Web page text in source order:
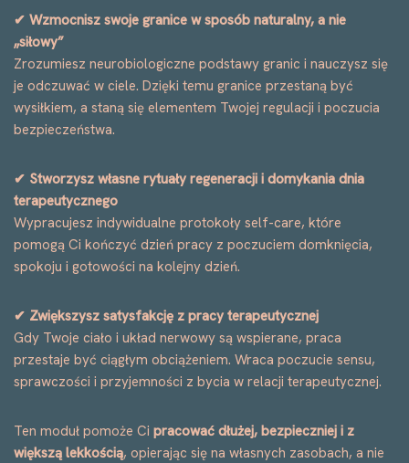
✔ Wzmocnisz swoje granice w sposób naturalny, a nie
„siłowy”
Zrozumiesz neurobiologiczne podstawy granic i nauczysz się
je odczuwać w ciele. Dzięki temu granice przestaną być
wysiłkiem, a staną się elementem Twojej regulacji i poczucia
bezpieczeństwa.
✔ Stworzysz własne rytuały regeneracji i domykania dnia
terapeutycznego
Wypracujesz indywidualne protokoły self-care, które
pomogą Ci kończyć dzień pracy z poczuciem domknięcia,
spokoju i gotowości na kolejny dzień.
✔ Zwiększysz satysfakcję z pracy terapeutycznej
Gdy Twoje ciało i układ nerwowy są wspierane, praca
przestaje być ciągłym obciążeniem. Wraca poczucie sensu,
sprawczości i przyjemności z bycia w relacji terapeutycznej.
Ten moduł pomoże Ci pracować dłużej, bezpieczniej i z
większą lekkością, opierając się na własnych zasobach, a nie